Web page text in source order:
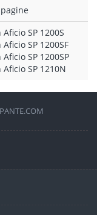
Aficio SP 1200S
Aficio SP 1200SF
Aficio SP 1200SP
Aficio SP 1210N